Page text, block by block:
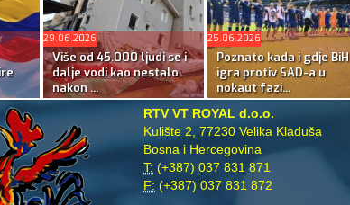
29.06.2026
Više od 45.000 ljudi se i
dalje vodi kao nestalo
nakon ...
25.06.2026
Poznato kada i gdje BiH
igra protiv SAD-a u
nokaut fazi...
RTV VT ROYAL d.o.o.
Kulište 2, 77230 Velika Kladuša
Bosna i Hercegovina
T: (+387) 037 831 871
F: (+387) 037 831 872